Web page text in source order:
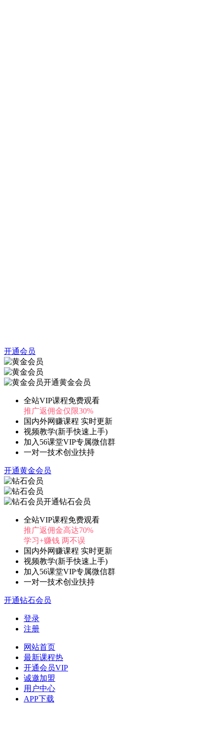
开通会员
开通黄金会员
全站VIP课程免费观看
推广返佣金仅限30%
国内外网赚课程 实时更新
视频教学(新手快速上手)
加入56课堂VIP专属微信群
一对一技术创业扶持
开通黄金会员
开通钻石会员
全站VIP课程免费观看
推广返佣金高达70%
学习+赚钱 两不误
国内外网赚课程 实时更新
视频教学(新手快速上手)
加入56课堂VIP专属微信群
一对一技术创业扶持
开通钻石会员
登录
注册
网站首页
最新课程热
开通会员VIP
诚邀加盟
用户中心
APP下载